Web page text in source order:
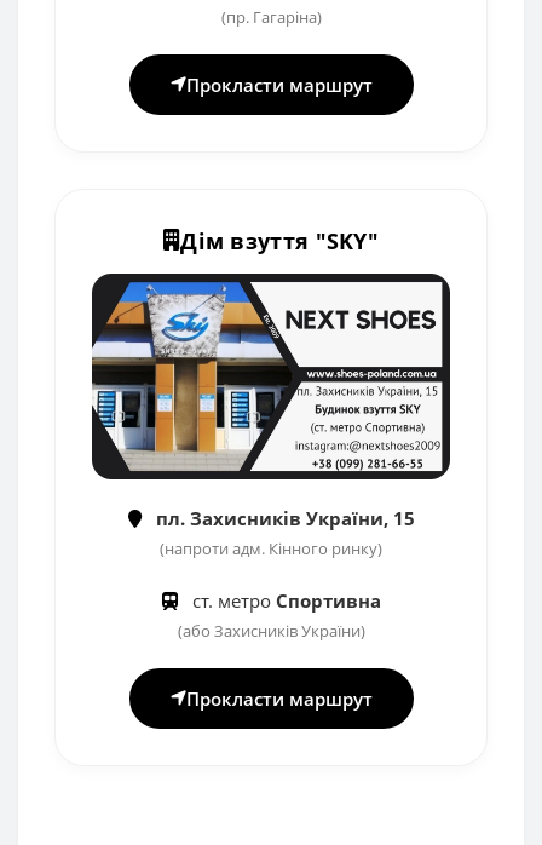
(пр. Гагаріна)
Прокласти маршрут
Дім взуття "SKY"
пл. Захисників України, 15
(напроти адм. Кінного ринку)
ст. метро Спортивна
(або Захисників України)
Прокласти маршрут